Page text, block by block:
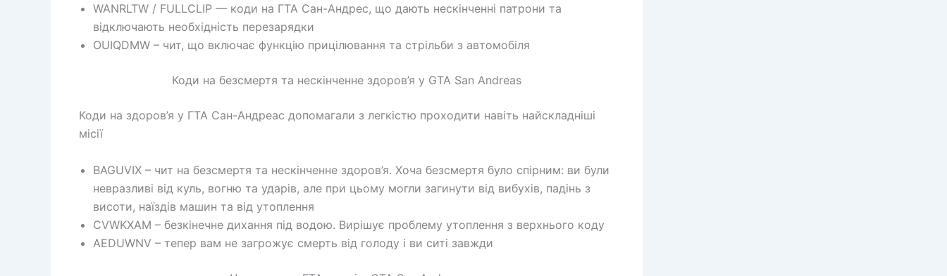
WANRLTW / FULLCLIP — коди на ГТА Сан-Андрес, що дають нескінченні патрони та
відключають необхідність перезарядки
OUIQDMW – чит, що включає функцію прицілювання та стрільби з автомобіля
Коди на безсмертя та нескінченне здоров’я у GTA San Andreas
Коди на здоров’я у ГТА Сан-Андреас допомагали з легкістю проходити навіть найскладніші
місії
BAGUVIX – чит на безсмертя та нескінченне здоров’я. Хоча безсмертя було спірним: ви були
невразливі від куль, вогню та ударів, але при цьому могли загинути від вибухів, падінь з
висоти, наїздів машин та від утоплення
CVWKXAM – безкінечне дихання під водою. Вирішує проблему утоплення з верхнього коду
AEDUWNV – тепер вам не загрожує смерть від голоду і ви ситі завжди